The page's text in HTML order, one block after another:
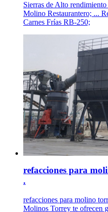
Sierras de Alto
Molino Restaurantero; ...
Carnes Frías RB-250;
refacciones para
.
refacciones para molino
Molinos Torrey te ofrecen